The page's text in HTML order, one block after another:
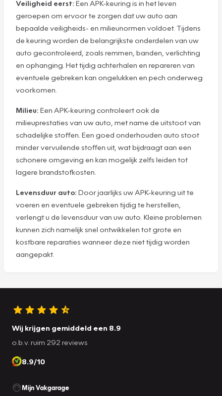
Veiligheid eerst: Een APK-keuring is in het leven
geroepen om ervoor te zorgen dat uw auto aan
bepaalde veiligheids- en milieunormen voldoet. Tijdens
de keuring worden de belangrijkste onderdelen van uw
auto gecontroleerd, zoals remmen, banden, verlichting
en ophanging. Het tijdig achterhalen en repareren van
eventuele gebreken kan ongelukken en pech onderweg
voorkomen.
Milieu: Een APK-keuring controleert ook de
milieuprestaties van uw auto, met name de uitstoot van
schadelijke stoffen. Een goed onderhouden auto stoot
minder vervuilende stoffen uit, wat bijdraagt aan een
schonere omgeving en kan mogelijk zelfs leiden tot
lagere brandstofkosten.
Levensduur auto: Door jaarlijks uw APK-keuring uit te
voeren en eventuele gebreken tijdig te herstellen,
verlengt u de levensduur van uw auto. Kleine problemen
kunnen zich namelijk snel ontwikkelen tot grote en
kostbare reparaties wanneer deze niet tijdig worden
aangepakt.
Wij krijgen gemiddeld een 8.9
o.b.v. ruim 292 reviews
8.9/10
Mijn Vakgarage